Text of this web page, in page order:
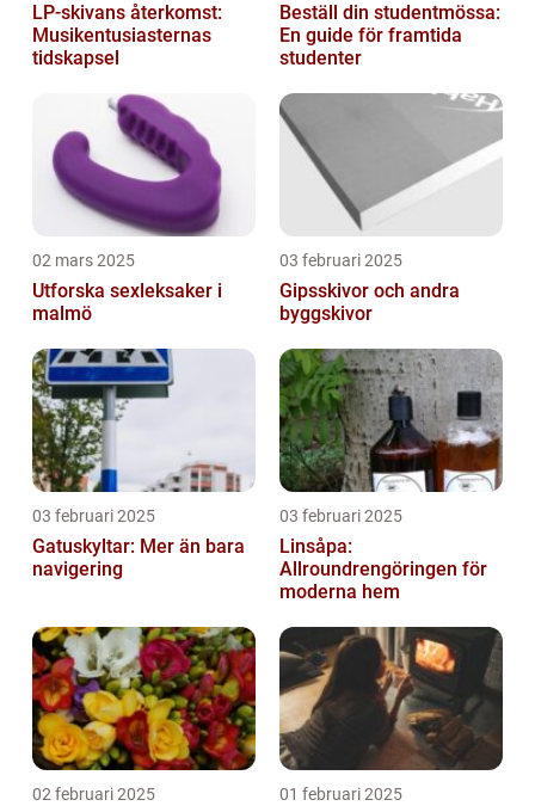
LP-skivans återkomst:
Musikentusiasternas
tidskapsel
Beställ din studentmössa:
En guide för framtida
studenter
02 mars 2025
Utforska sexleksaker i
malmö
03 februari 2025
Gipsskivor och andra
byggskivor
03 februari 2025
Gatuskyltar: Mer än bara
navigering
03 februari 2025
Linsåpa:
Allroundrengöringen för
moderna hem
02 februari 2025 01 februari 2025